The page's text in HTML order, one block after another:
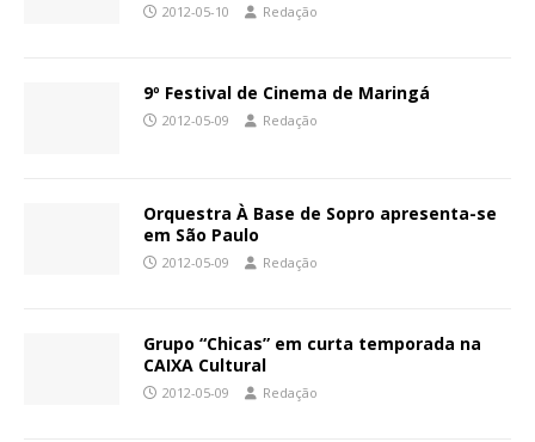
2012-05-10 Redação
9º Festival de Cinema de Maringá
2012-05-09 Redação
Orquestra À Base de Sopro apresenta-se
em São Paulo
2012-05-09 Redação
Grupo “Chicas” em curta temporada na
CAIXA Cultural
2012-05-09 Redação